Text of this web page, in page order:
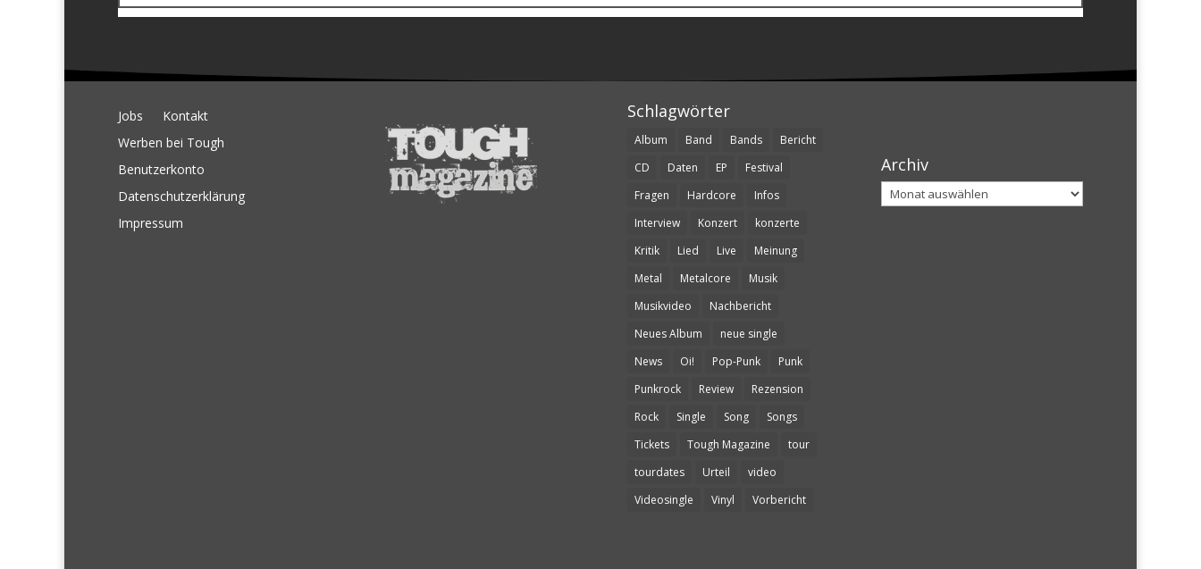
Jobs
Kontakt
Werben bei Tough
Benutzerkonto
Datenschutzerklärung
Impressum
Schlagwörter
Album Band Bands
Bericht
CD
Daten EP
Festival
Fragen
Hardcore
Infos
Interview
Konzert
konzerte
Kritik
Lied Live
Meinung
Metal
Metalcore
Musik
Musikvideo
Nachbericht
Neues Album
neue single
News
Oi! Pop-Punk
Punk
Punkrock
Review
Rezension
Rock
Single Song
Songs
Tickets
Tough Magazine
tour
tourdates
Urteil
video
Videosingle
Vinyl Vorbericht
Archiv
Archiv